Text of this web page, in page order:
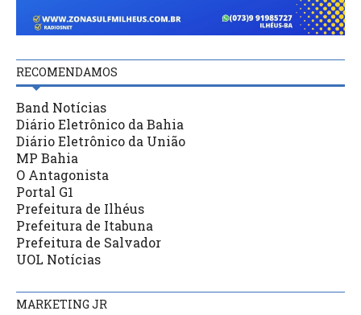
RECOMENDAMOS
Band Notícias
Diário Eletrônico da Bahia
Diário Eletrônico da União
MP Bahia
O Antagonista
Portal G1
Prefeitura de Ilhéus
Prefeitura de Itabuna
Prefeitura de Salvador
UOL Notícias
MARKETING JR